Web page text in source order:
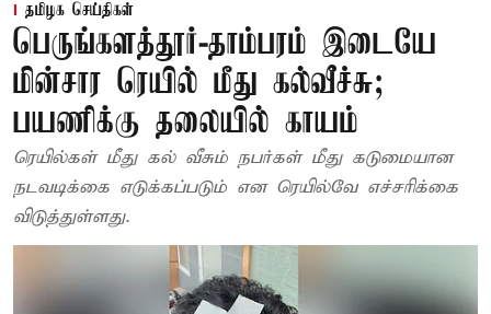
தமிழக செய்திகள்
பெருங்களத்தூர்-தாம்பரம் இடையே
மின்சார ரெயில் மீது கல்வீச்சு;
பயணிக்கு தலையில் காயம்
ரெயில்கள் மீது கல் வீசும் நபர்கள் மீது கடுமையான
நடவடிக்கை எடுக்கப்படும் என ரெயில்வே எச்சரிக்கை
விடுத்துள்ளது.